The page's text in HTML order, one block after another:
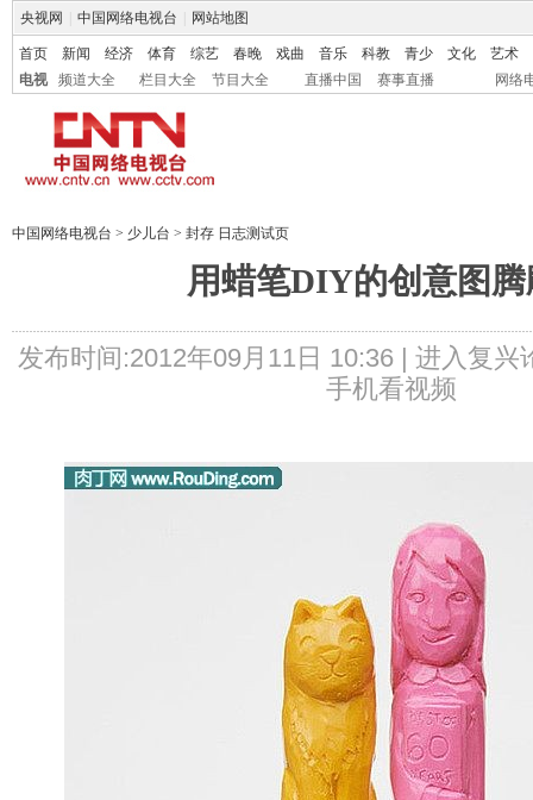
央视网 中国网络电视台 网站地图
首页 新闻 经济 体育 综艺 春晚 戏曲 音乐 科教 青少 文化
艺术
电视
频道大全 栏目大全 节目大全 直播中国 赛事直播 网络
中国网络电视台 > 少儿台 > 封存 日志测试页
用蜡笔DIY的创意图
发布时间:2012年09月11日 10:36 | 进入复兴
手机看视频